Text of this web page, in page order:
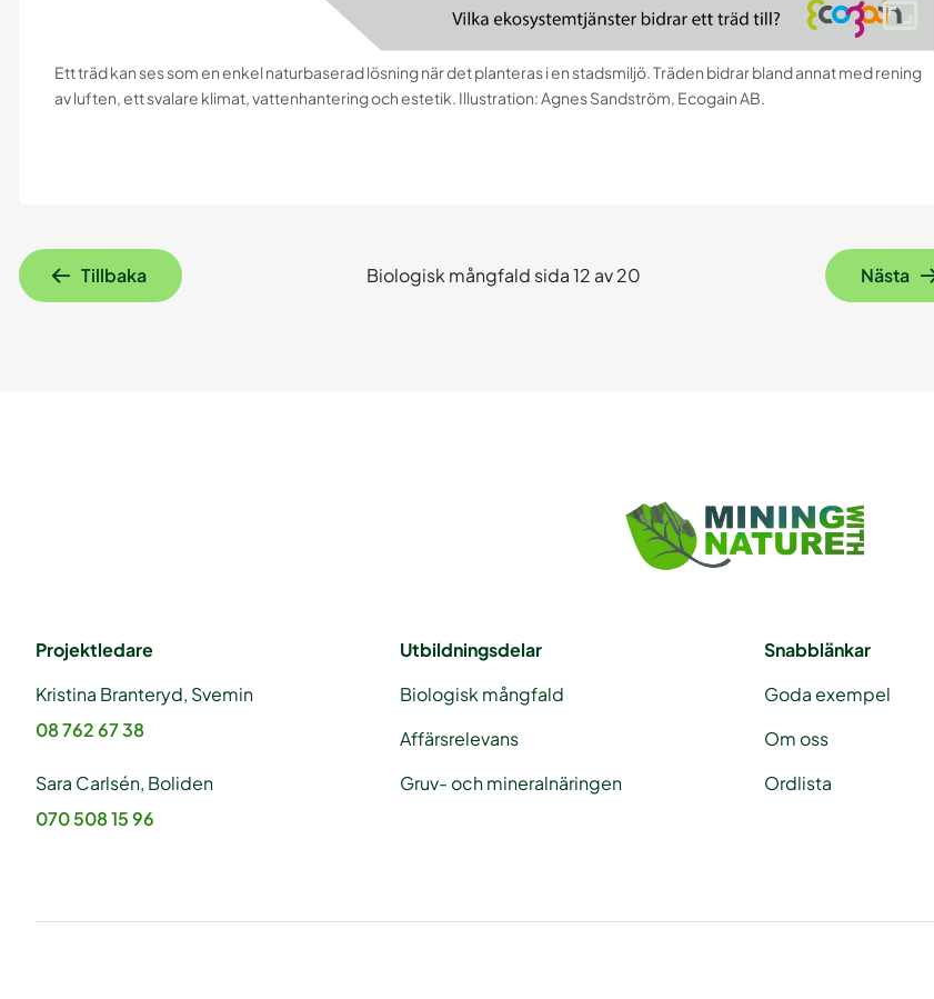
Ett träd kan ses som en enkel naturbaserad lösning när det planteras i en stadsmiljö. Träden bidrar bland annat med rening
av luften, ett svalare klimat, vattenhantering och estetik. Illustration: Agnes Sandström, Ecogain AB.
Tillbaka Biologisk mångfald sida 12 av 20 Nästa
Projektledare
Kristina Branteryd, Svemin
08 762 67 38
Sara Carlsén, Boliden
070 508 15 96
Utbildningsdelar
Biologisk mångfald
Affärsrelevans
Gruv- och mineralnäringen
Snabblänkar
Goda exempel
Om oss
Ordlista